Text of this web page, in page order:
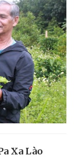
Xa Lào